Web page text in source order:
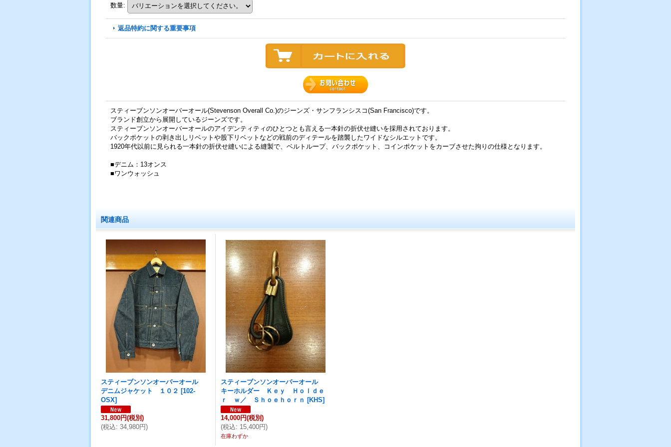
数量:
返品特約に関する重要事項
スティーブンソンオーバーオール(Stevenson Overall Co.)のジーンズ・サンフランシスコ(San Francisco)です。
ブランド創立から展開しているジーンズです。
スティーブンソンオーバーオールのアイデンティティのひとつとも言える一本針の折伏せ縫いを採用されております。
バックポケットの剥き出しリベットや股下リベットなどの戦前のディテールを踏襲したワイドなシルエットです。
1920年代以前に見られる一本針の折伏せ縫いによる縫製で、ベルトループ、バックポケット、コインポケットをカーブさせた拘りの仕様となります。
■デニム：13オンス
■ワンウォッシュ
関連商品
スティーブンソンオーバーオール
デニムジャケット １０２ [102-
OSX]
31,800円(税別)
(税込: 34,980円)
スティーブンソンオーバーオール
キーホルダー Ｋｅｙ Ｈｏｌｄｅ
ｒ ｗ／ Ｓｈｏｅｈｏｒｎ [KHS]
14,000円(税別)
(税込: 15,400円)
在庫わずか